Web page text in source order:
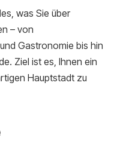
was Sie über
– von
Gastronomie bis hin
Ziel ist es, Ihnen ein
Hauptstadt zu